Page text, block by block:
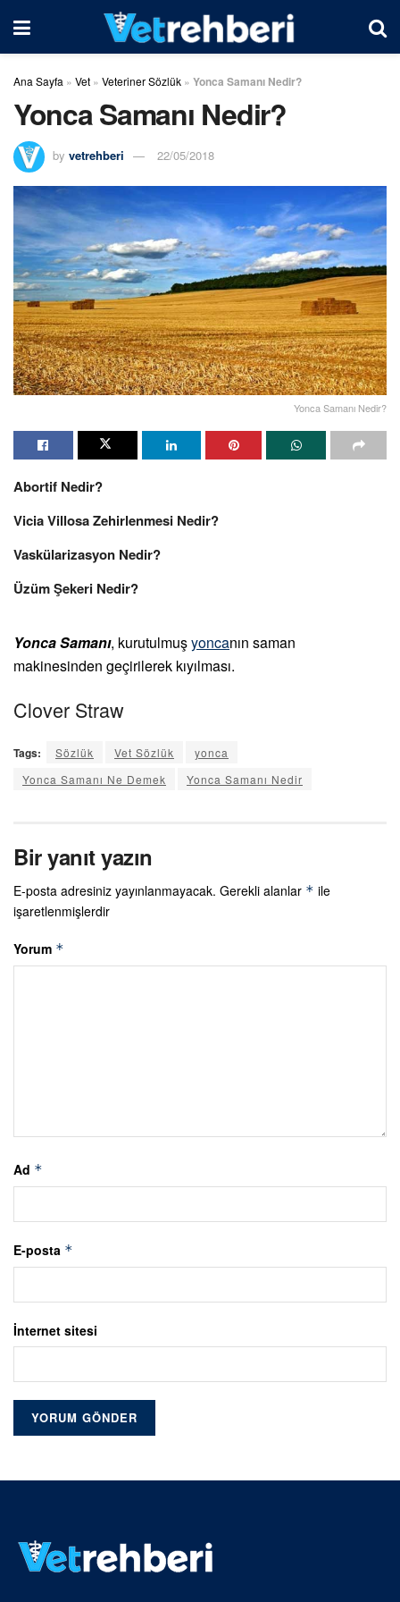
Ana Sayfa » Vet » Veteriner Sözlük » Yonca Samanı Nedir?
Yonca Samanı Nedir?
by vetrehberi 22/05/2018
Yonca Samanı Nedir?
Abortif Nedir?
Vicia Villosa Zehirlenmesi Nedir?
Vaskülarizasyon Nedir?
Üzüm Şekeri Nedir?
Yonca Samanı, kurutulmuşyoncanın saman
makinesinden geçirilerek kıyılması.
Clover Straw
Tags: Sözlük Vet Sözlük
yonca
Yonca Samanı Ne Demek
Yonca Samanı Nedir
Bir yanıt yazın
E-posta adresiniz yayınlanmayacak. Gerekli alanlar * ile
işaretlenmişlerdir
Yorum *
Ad *
E-posta *
İnternet sitesi